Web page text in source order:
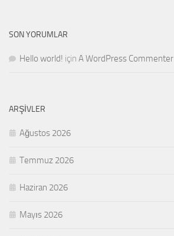
SON YORUMLAR
Hello world! için A WordPress Commenter
ARŞIVLER
Ağustos 2026
Temmuz 2026
Haziran 2026
Mayıs 2026